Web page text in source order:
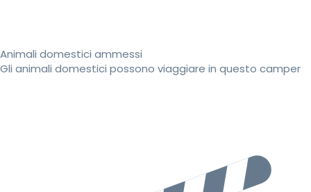
Animali domestici ammessi
Gli animali domestici possono viaggiare in questo camper